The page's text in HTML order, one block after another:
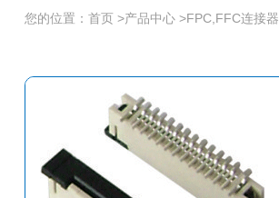
您的位置： 首页>产品中心>FPC,FFC连接器